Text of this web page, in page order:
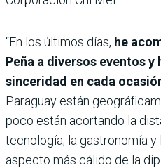
“En los últimos días, he
Peña a diversos eventos y
sinceridad en cada
Paraguay están
poco están acortando la
tecnología, la gastronomía y
aspecto más cálido de la